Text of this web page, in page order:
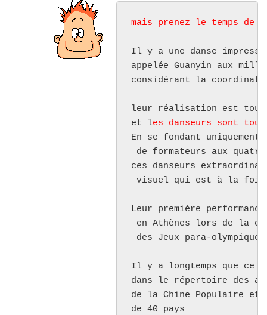
mais prenez le temps de
Il y a une danse
appelée Guanyin aux
considérant la
leur réalisation est tout
et les danseurs sont
En se fondant uniquement
de formateurs aux
ces danseurs
visuel qui est à la fois
Leur première
en Athènes lors de la
des Jeux para-
Il y a longtemps que ce
dans le répertoire des
de la Chine Populaire et
de 40 pays